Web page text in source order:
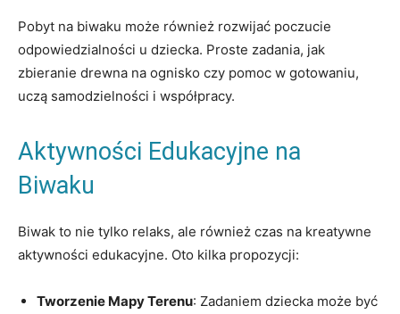
Pobyt na biwaku może również rozwijać poczucie
odpowiedzialności u dziecka. Proste zadania, jak
zbieranie drewna na ognisko czy pomoc w gotowaniu,
uczą samodzielności i współpracy.
Aktywności Edukacyjne na
Biwaku
Biwak to nie tylko relaks, ale również czas na kreatywne
aktywności edukacyjne. Oto kilka propozycji:
Tworzenie Mapy Terenu: Zadaniem dziecka może być